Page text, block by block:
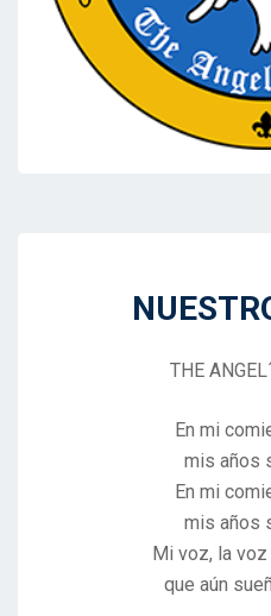
THE
En mi
mis años
En mi
mis años
Mi voz, la voz
que aún